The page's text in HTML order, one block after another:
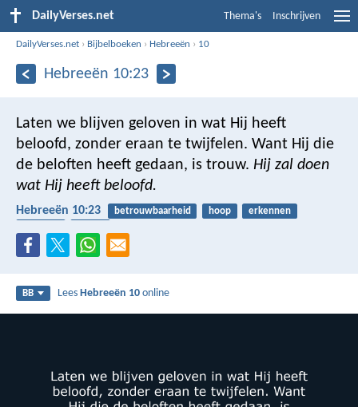
DailyVerses.net Thema's Inschrijven
DailyVerses.net › Bijbelboeken › Hebreeën › 10
Hebreeën 10:23
Laten we blijven geloven in wat Hij heeft
beloofd, zonder eraan te twijfelen. Want Hij die
de beloften heeft gedaan, is trouw. Hij zal doen
wat Hij heeft beloofd.
Hebreeën 10:23 betrouwbaarheid hoop
erkennen
BB LeesHebreeën 10 online